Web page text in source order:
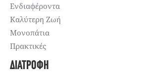
Ενδιαφέροντα
Καλύτερη Ζωή
Μονοπάτια
Πρακτικές
ΔΙΑΤΡΟΦΉ